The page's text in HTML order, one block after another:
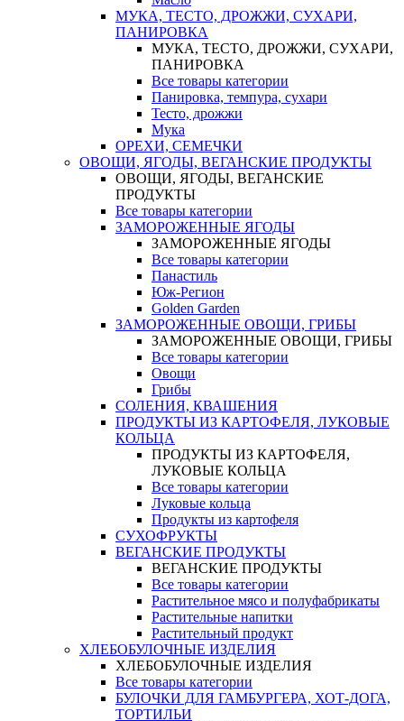
МУКА, ТЕСТО, ДРОЖЖИ, СУХАРИ,
ПАНИРОВКА
МУКА, ТЕСТО, ДРОЖЖИ, СУХАРИ,
ПАНИРОВКА
Все товары категории
Панировка, темпура, сухари
Тесто, дрожжи
Мука
ОРЕХИ, СЕМЕЧКИ
ОВОЩИ, ЯГОДЫ, ВЕГАНСКИЕ ПРОДУКТЫ
ОВОЩИ, ЯГОДЫ, ВЕГАНСКИЕ
ПРОДУКТЫ
Все товары категории
ЗАМОРОЖЕННЫЕ ЯГОДЫ
ЗАМОРОЖЕННЫЕ ЯГОДЫ
Все товары категории
Панастиль
Юж-Регион
Golden Garden
ЗАМОРОЖЕННЫЕ ОВОЩИ, ГРИБЫ
ЗАМОРОЖЕННЫЕ ОВОЩИ, ГРИБЫ
Все товары категории
Овощи
Грибы
СОЛЕНИЯ, КВАШЕНИЯ
ПРОДУКТЫ ИЗ КАРТОФЕЛЯ, ЛУКОВЫЕ
КОЛЬЦА
ПРОДУКТЫ ИЗ КАРТОФЕЛЯ,
ЛУКОВЫЕ КОЛЬЦА
Все товары категории
Луковые кольца
Продукты из картофеля
СУХОФРУКТЫ
ВЕГАНСКИЕ ПРОДУКТЫ
ВЕГАНСКИЕ ПРОДУКТЫ
Все товары категории
Растительное мясо и полуфабрикаты
Растительные напитки
Растительный продукт
ХЛЕБОБУЛОЧНЫЕ ИЗДЕЛИЯ
ХЛЕБОБУЛОЧНЫЕ ИЗДЕЛИЯ
Все товары категории
БУЛОЧКИ ДЛЯ ГАМБУРГЕРА, ХОТ-ДОГА,
ТОРТИЛЬИ